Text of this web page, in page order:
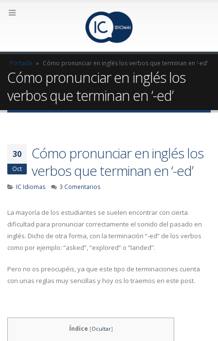
Portada » Cómo pronunciar en inglés los verbos que terminan en ‘-ed’
Cómo pronunciar en inglés los
verbos que terminan en ‘-ed’
30
Oct
Cómo pronunciar en inglés los
verbos que terminan en ‘-ed’
IC Idiomas 3 Comentarios
La mayoría de los estudiantes se suelen encontrar con cierta
dificultad para pronunciar correctamente el sonido del pasado en
inglés. Dicho de otra forma, con la terminación “-ed” de los verbos
como por ejemplo: “asked”, “explored” o “landed”.
Pero no os preocupéis, ya que este tipo de terminaciones cuenta
con unas reglas muy sencillas y hoy os lo traemos en este post.
Índice [Ocultar]